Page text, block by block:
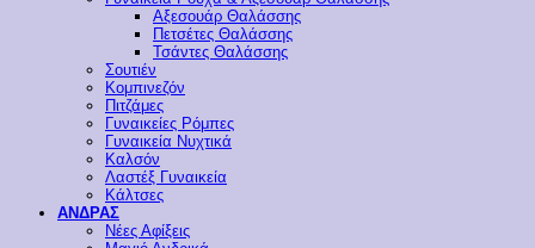
Αξεσουάρ Θαλάσσης
Πετσέτες Θαλάσσης
Τσάντες Θαλάσσης
Σουτιέν
Κομπινεζόν
Πιτζάμες
Γυναικείες Ρόμπες
Γυναικεία Νυχτικά
Καλσόν
Λαστέξ Γυναικεία
Κάλτσες
ΑΝΔΡΑΣ
Νέες Αφίξεις